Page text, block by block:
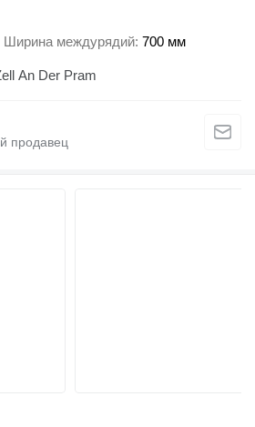
Ширина междурядий 700 мм
An Der Pram